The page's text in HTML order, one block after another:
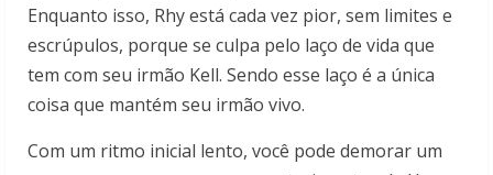
Enquanto isso, Rhy está cada vez pior, sem limites e
escrúpulos, porque se culpa pelo laço de vida que
tem com seu irmão Kell. Sendo esse laço é a única
coisa que mantém seu irmão vivo.
Com um ritmo inicial lento, você pode demorar um